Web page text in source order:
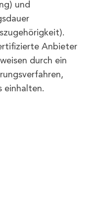
und
Anbieter
durch ein
einhalten.